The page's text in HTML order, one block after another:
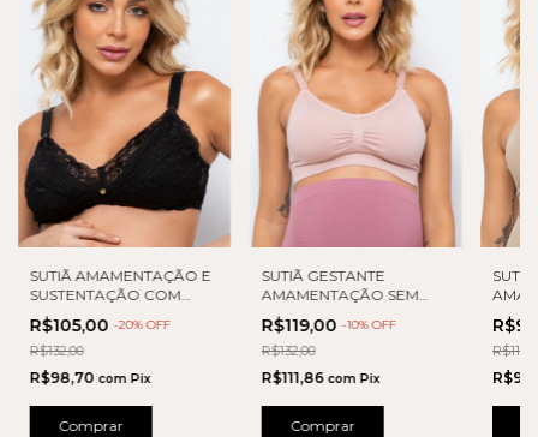
SUTIÃ AMAMENTAÇÃO E
SUSTENTAÇÃO COM
RENDA
R$105,00 -20% OFF
R$132,00
R$98,70 com Pix
Comprar
SUTIÃ GESTANTE
AMAMENTAÇÃO SEM
COSTURA COM BOJO
REMOVÍVEL
R$119,00 -10% OFF
R$132,00
R$111,86 com Pix
Comprar